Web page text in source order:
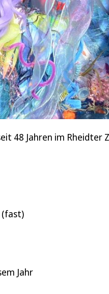
48 Jahren im
(fast)
Jahr